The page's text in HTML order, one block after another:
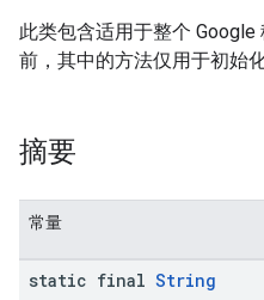
此类包含适用于整个 Google
前，其中的方法仅用于初始化
摘要
常量
static final String